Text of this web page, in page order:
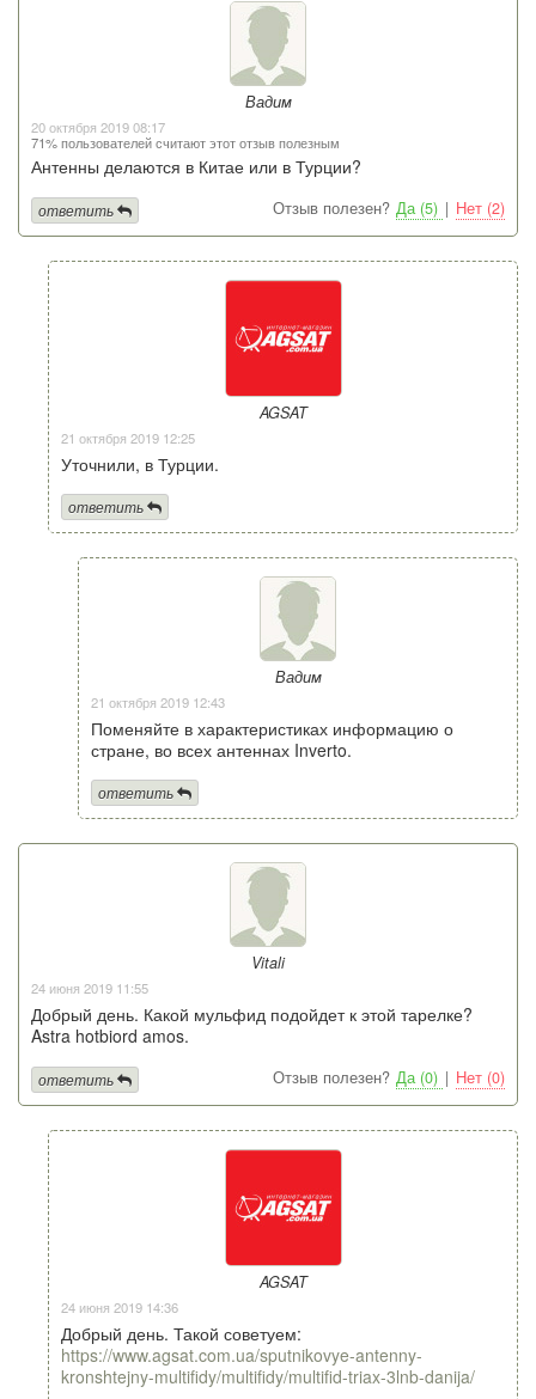
Вадим
20 октября 2019 08:17
71% пользователей считают этот отзыв полезным
Антенны делаются в Китае или в Турции?
Отзыв полезен? Да (5) | Нет (2)
ответить
AGSAT
21 октября 2019 12:25
Уточнили, в Турции.
ответить
Вадим
21 октября 2019 12:43
Поменяйте в характеристиках информацию о
стране, во всех антеннах Inverto.
ответить
Vitali
24 июня 2019 11:55
Добрый день. Какой мульфид подойдет к этой тарелке?
Astra hotbiord amos.
Отзыв полезен? Да (0) | Нет (0)
ответить
AGSAT
24 июня 2019 14:36
Добрый день. Такой советуем:
https://www.agsat.com.ua/sputnikovye-antenny-
kronshtejny-multifidy/multifidy/multifid-triax-3lnb-danija/